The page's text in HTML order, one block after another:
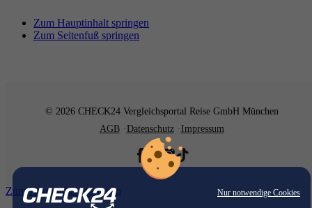
Nur notwendige Cookies
Zum Hauptinhalt springen
Zum Seitenfuß springen
© 2026 CHECK24 Vergleichsportal Reise GmbH München
AGB
Datenschutz Impressum
Zum Hauptinhalt springen